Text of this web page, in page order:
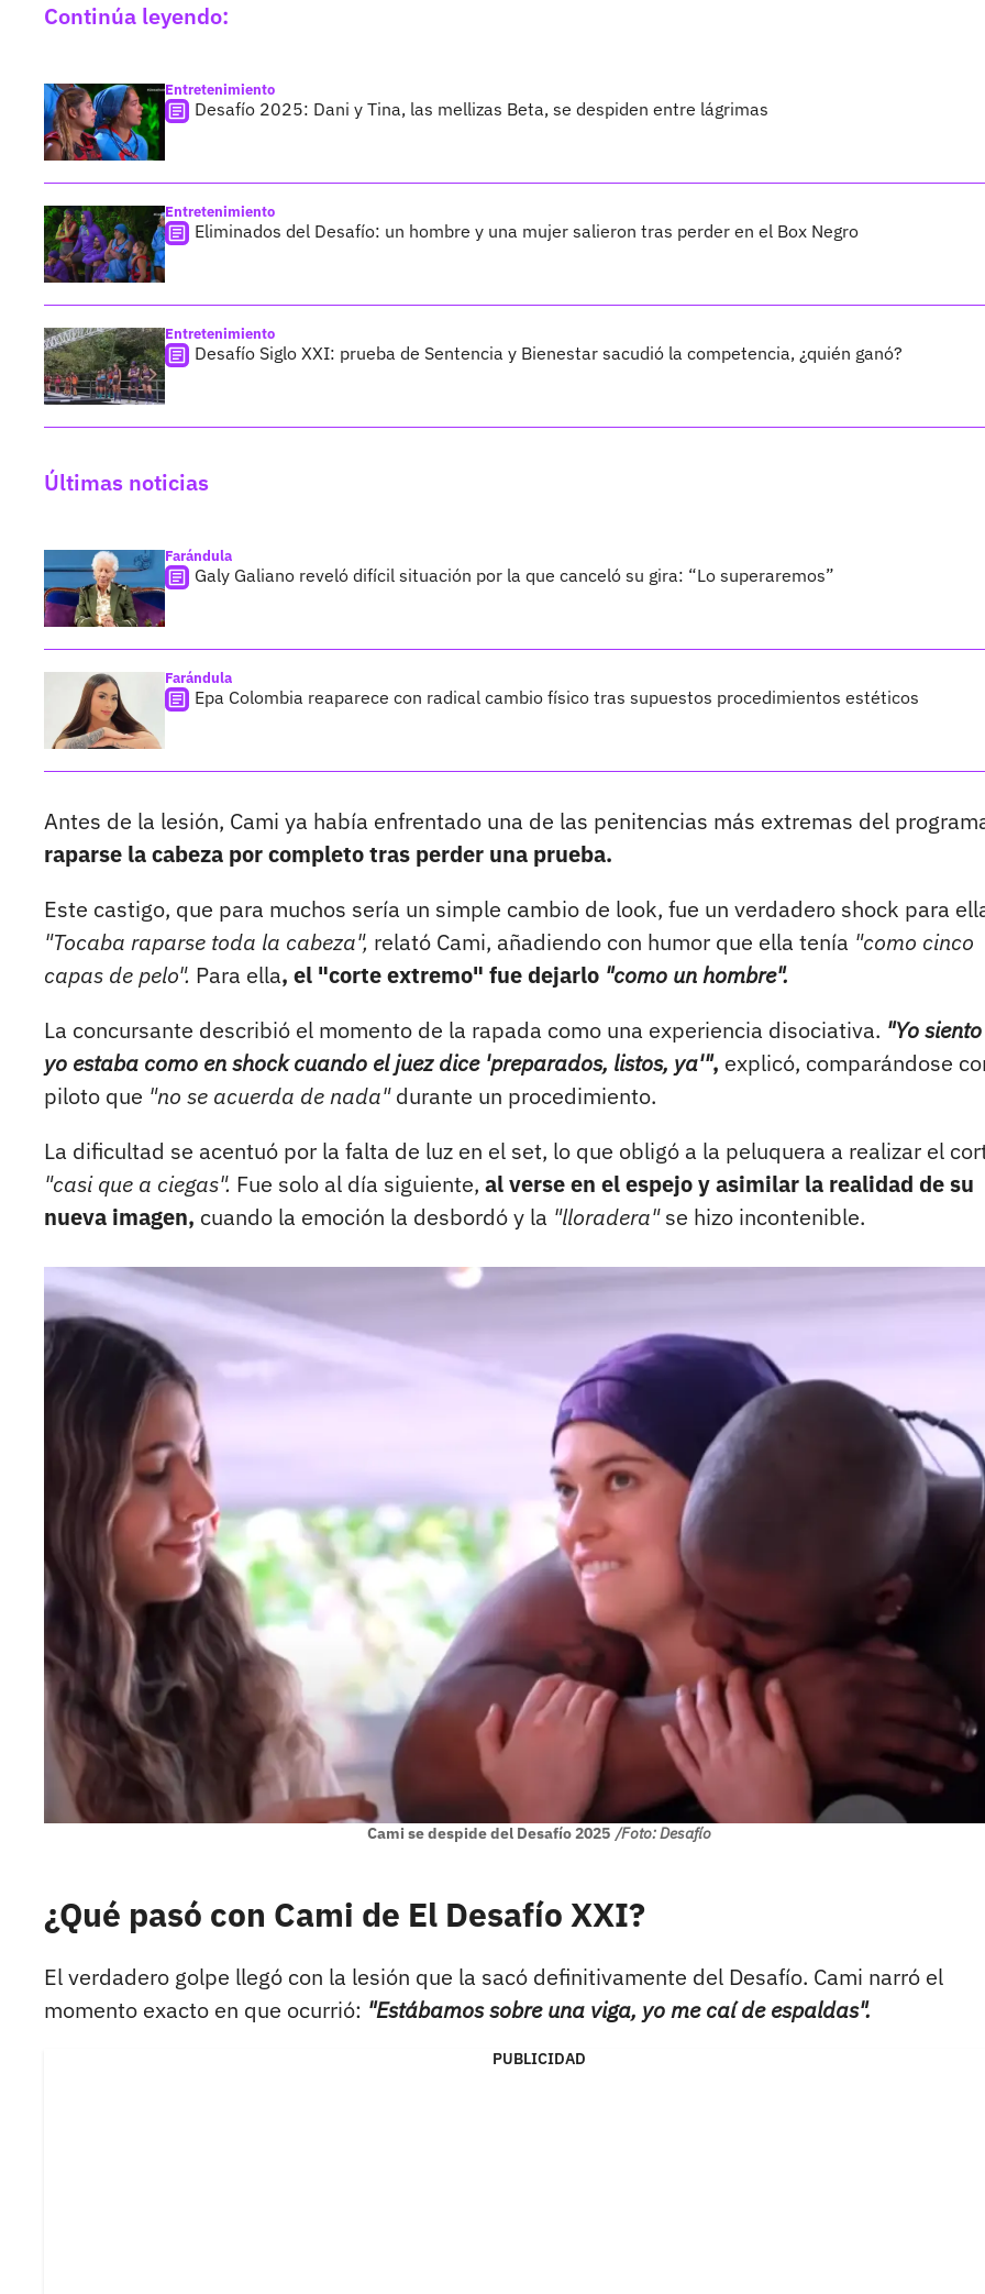
Continúa leyendo:
Entretenimiento
Desafío 2025: Dani y Tina, las mellizas Beta, se despiden entre lágrimas
Entretenimiento
Eliminados del Desafío: un hombre y una mujer salieron tras perder en el Box Negro
Entretenimiento
Desafío Siglo XXI: prueba de Sentencia y Bienestar sacudió la competencia, ¿quién ganó?
Últimas noticias
Farándula
Galy Galiano reveló difícil situación por la que canceló su gira: “Lo superaremos”
Farándula
Epa Colombia reaparece con radical cambio físico tras supuestos procedimientos estéticos
Antes de la lesión, Cami ya había enfrentado una de las penitencias más extremas del
raparse la cabeza por completo tras perder una prueba.
Este castigo, que para muchos sería un simple cambio de look, fue un verdadero shock para
"Tocaba raparse toda la cabeza", relató Cami, añadiendo con humor que ella tenía "como cinco
capas de pelo". Para ella, el "corte extremo" fue dejarlo "como un hombre".
La concursante describió el momento de la rapada como una experiencia disociativa. "Yo
yo estaba como en shock cuando el juez dice 'preparados, listos, ya'", explicó, comparándose
piloto que "no se acuerda de nada"durante un procedimiento.
La dificultad se acentuó por la falta de luz en el set, lo que obligó a la peluquera a realizar el
"casi que a ciegas". Fue solo al día siguiente, al verse en el espejo y asimilar la realidad de su
nueva imagen, cuando la emoción la desbordó y la "lloradera"se hizo incontenible.
Cami se despide del Desafío 2025 /Foto: Desafío
¿Qué pasó con Cami de El Desafío XXI?
El verdadero golpe llegó con la lesión que la sacó definitivamente del Desafío. Cami narró el
momento exacto en que ocurrió: "Estábamos sobre una viga, yo me caí de espaldas".
PUBLICIDAD